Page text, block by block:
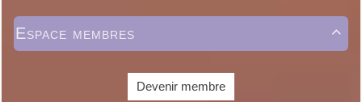

Espace membres
Devenir membre